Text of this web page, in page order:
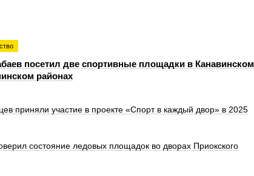
посетил две спортивные площадки в Канавинском
районах
приняли участие в проекте «Спорт в каждый двор» в 2025
состояние ледовых площадок во дворах Приокского